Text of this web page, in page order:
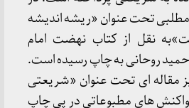
تحت عنوان «ریشه اندیشه
نقل از کتاب نهضت امام
روحانی به چاپ رسیده است.
مقاله ای تحت عنوان «شریعتی
های مطبوعاتی در پی چاپ